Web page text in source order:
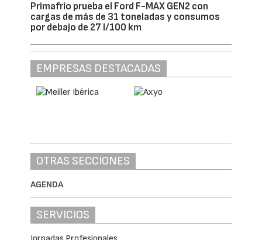
Primafrío prueba el Ford F-MAX GEN2 con
cargas de más de 31 toneladas y consumos
por debajo de 27 l/100 km
EMPRESAS DESTACADAS
OTRAS SECCIONES
AGENDA
SERVICIOS